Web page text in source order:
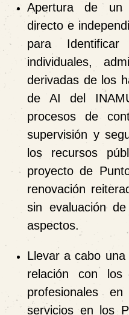
Apertura de un
directo e
para Identificar
individuales,
derivadas de los
de AI del
procesos de
supervisión y
los recursos
proyecto de
renovación
sin evaluación
aspectos.
Llevar a cabo
relación con los
profesionales
servicios en los